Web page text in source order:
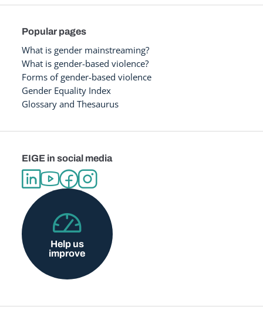
Popular pages
What is gender mainstreaming?
What is gender-based violence?
Forms of gender-based violence
Gender Equality Index
Glossary and Thesaurus
EIGE in social media
Help us
improve